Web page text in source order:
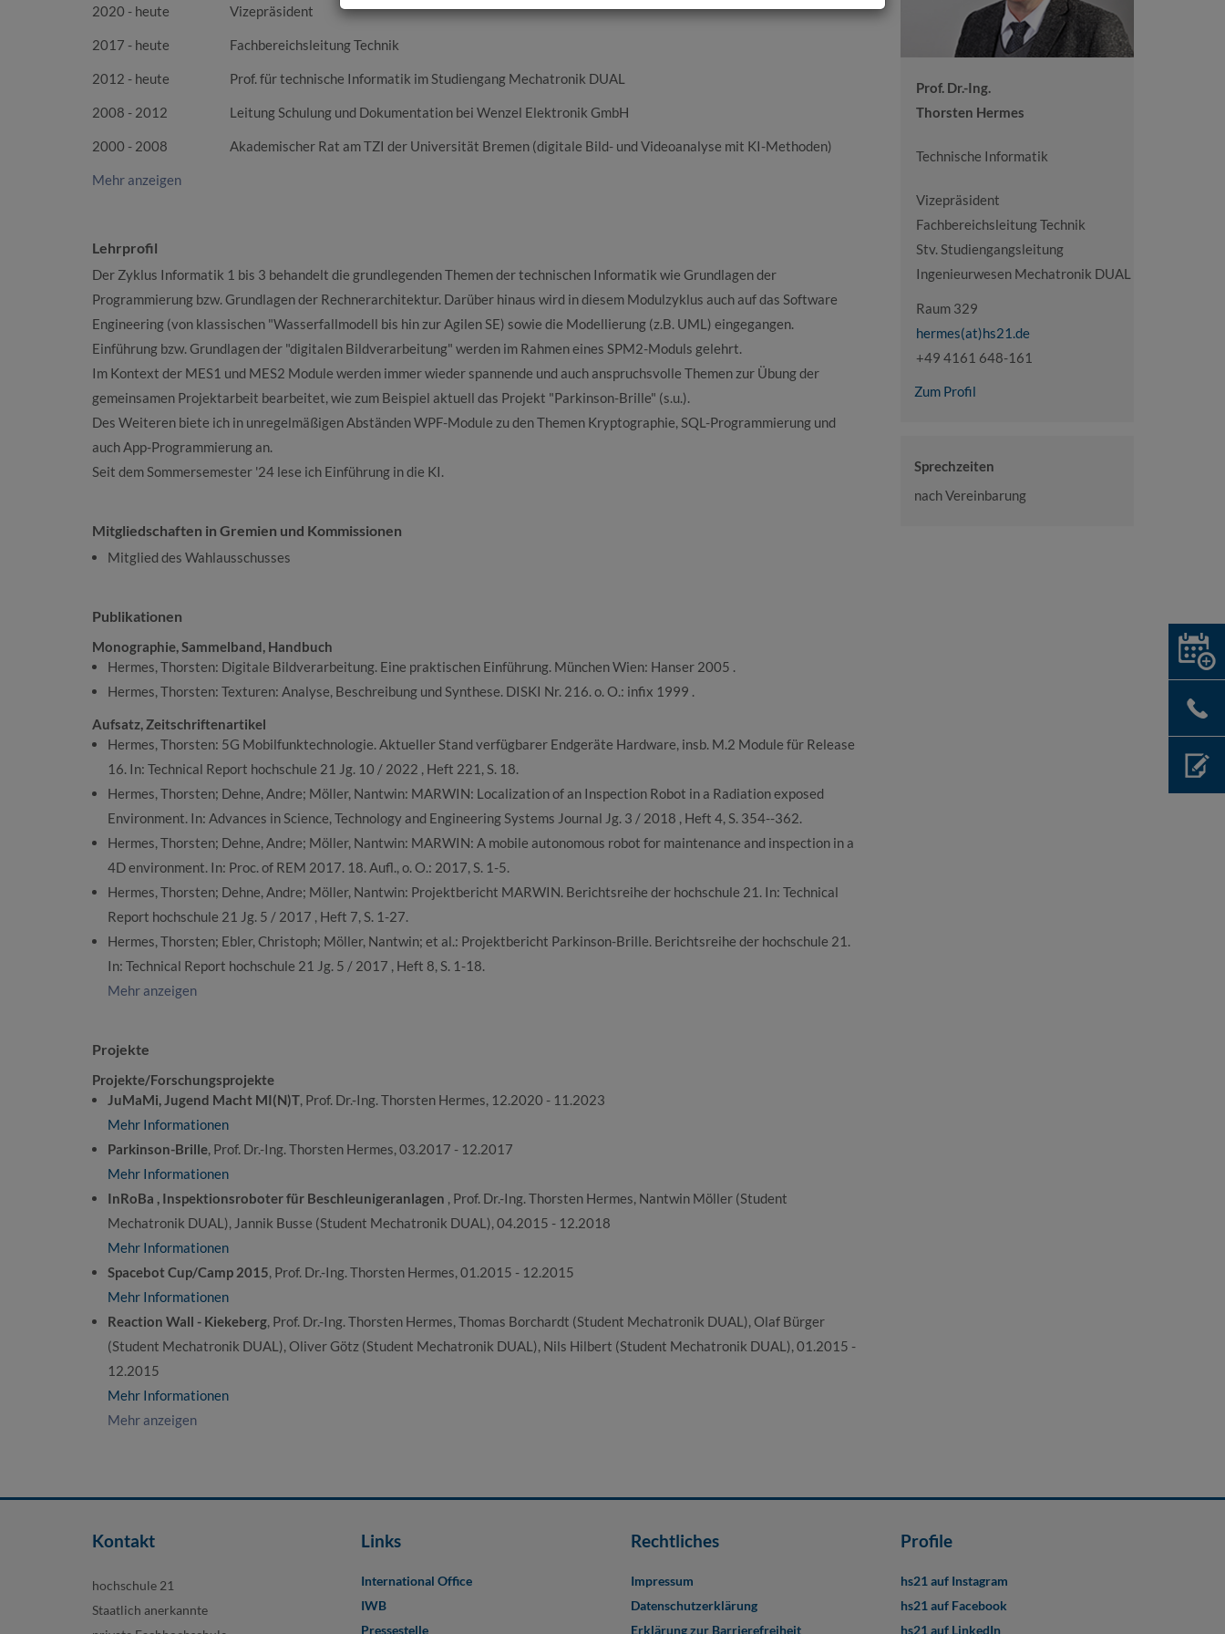
2020 - heute Vizepräsident
2017 - heute Fachbereichsleitung Technik
2012 - heute Prof. für technische Informatik im Studiengang Mechatronik DUAL
2008 - 2012 Leitung Schulung und Dokumentation bei Wenzel Elektronik GmbH
2000 - 2008 Akademischer Rat am TZI der Universität Bremen (digitale Bild- und Videoanalyse mit KI-Methoden)
Mehr anzeigen
Lehrprofil
Der Zyklus Informatik 1 bis 3 behandelt die grundlegenden Themen der technischen Informatik wie Grundlagen der
Programmierung bzw. Grundlagen der Rechnerarchitektur. Darüber hinaus wird in diesem Modulzyklus auch auf das Software
Engineering (von klassischen "Wasserfallmodell bis hin zur Agilen SE) sowie die Modellierung (z.B. UML) eingegangen.
Einführung bzw. Grundlagen der "digitalen Bildverarbeitung" werden im Rahmen eines SPM2-Moduls gelehrt.
Im Kontext der MES1 und MES2 Module werden immer wieder spannende und auch anspruchsvolle Themen zur Übung der
gemeinsamen Projektarbeit bearbeitet, wie zum Beispiel aktuell das Projekt "Parkinson-Brille" (s.u.).
Des Weiteren biete ich in unregelmäßigen Abständen WPF-Module zu den Themen Kryptographie, SQL-Programmierung und
auch App-Programmierung an.
Seit dem Sommersemester '24 lese ich Einführung in die KI.
Mitgliedschaften in Gremien und Kommissionen
Mitglied des Wahlausschusses
Publikationen
Monographie, Sammelband, Handbuch
Hermes, Thorsten: Digitale Bildverarbeitung. Eine praktischen Einführung. München Wien: Hanser 2005 .
Hermes, Thorsten: Texturen: Analyse, Beschreibung und Synthese. DISKI Nr. 216. o. O.: infix 1999 .
Aufsatz, Zeitschriftenartikel
Hermes, Thorsten: 5G Mobilfunktechnologie. Aktueller Stand verfügbarer Endgeräte Hardware, insb. M.2 Module für Release
16. In: Technical Report hochschule 21 Jg. 10 / 2022 , Heft 221, S. 18.
Hermes, Thorsten; Dehne, Andre; Möller, Nantwin: MARWIN: Localization of an Inspection Robot in a Radiation exposed
Environment. In: Advances in Science, Technology and Engineering Systems Journal Jg. 3 / 2018 , Heft 4, S. 354--362.
Hermes, Thorsten; Dehne, Andre; Möller, Nantwin: MARWIN: A mobile autonomous robot for maintenance and inspection in a
4D environment. In: Proc. of REM 2017. 18. Aufl., o. O.: 2017, S. 1-5.
Hermes, Thorsten; Dehne, Andre; Möller, Nantwin: Projektbericht MARWIN. Berichtsreihe der hochschule 21. In: Technical
Report hochschule 21 Jg. 5 / 2017 , Heft 7, S. 1-27.
Hermes, Thorsten; Ebler, Christoph; Möller, Nantwin; et al.: Projektbericht Parkinson-Brille. Berichtsreihe der hochschule 21.
In: Technical Report hochschule 21 Jg. 5 / 2017 , Heft 8, S. 1-18.
Mehr anzeigen
Projekte
Projekte/Forschungsprojekte
JuMaMi, Jugend Macht MI(N)T, Prof. Dr.-Ing. Thorsten Hermes, 12.2020 - 11.2023
Mehr Informationen
Parkinson-Brille, Prof. Dr.-Ing. Thorsten Hermes, 03.2017 - 12.2017
Mehr Informationen
InRoBa , Inspektionsroboter für Beschleunigeranlagen , Prof. Dr.-Ing. Thorsten Hermes, Nantwin Möller (Student
Mechatronik DUAL), Jannik Busse (Student Mechatronik DUAL), 04.2015 - 12.2018
Mehr Informationen
Spacebot Cup/Camp 2015, Prof. Dr.-Ing. Thorsten Hermes, 01.2015 - 12.2015
Mehr Informationen
Reaction Wall - Kiekeberg, Prof. Dr.-Ing. Thorsten Hermes, Thomas Borchardt (Student Mechatronik DUAL), Olaf Bürger
(Student Mechatronik DUAL), Oliver Götz (Student Mechatronik DUAL), Nils Hilbert (Student Mechatronik DUAL), 01.2015 -
12.2015
Mehr Informationen
Mehr anzeigen
Prof. Dr.-Ing.
Thorsten Hermes
Technische Informatik
Vizepräsident
Fachbereichsleitung Technik
Stv. Studiengangsleitung
Ingenieurwesen Mechatronik DUAL
Raum 329
hermes(at)hs21.de
+49 4161 648-161
Zum Profil
Sprechzeiten
nach Vereinbarung
Kontakt
hochschule 21
Staatlich anerkannte
Links
International Office
IWB
Pressestelle
Rechtliches
Impressum
Datenschutzerklärung
Erklärung zur Barrierefreiheit
Profile
hs21 auf Instagram
hs21 auf Facebook
hs21 auf LinkedIn